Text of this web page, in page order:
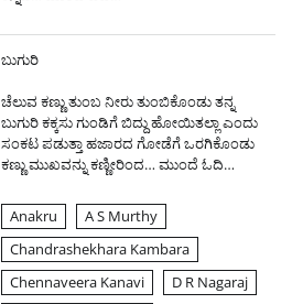
ಬುಗುರಿ
ಚೆಲುವ ಕಣ್ಣು ತುಂಬ ನೀರು ತುಂಬಿಕೊಂಡು ತನ್ನ
ಬುಗುರಿ ಕಕ್ಕಸು ಗುಂಡಿಗೆ ಬಿದ್ದು ಹೋಯಿತಲ್ಲಾ ಎಂದು
ಸಂಕಟ ಪಡುತ್ತಾ ಹಜಾರದ ಗೋಡೆಗೆ ಒರಗಿಕೊಂಡು
ಕಣ್ಣು ಮುಖವನ್ನು ಕಣ್ಣೀರಿಂದ…ಮುಂದೆ ಓದಿ…
Anakru
A S Murthy
Chandrashekhara Kambara
Chennaveera Kanavi
D R Nagaraj